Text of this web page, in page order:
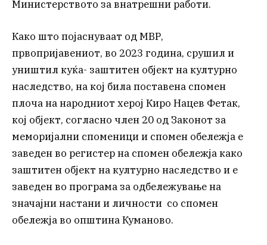
Министерството за внатрешни работи.
Како што појаснуваат од МВР,
првопријавениот, во 2023 година, срушил и
уништил куќа- заштитен објект на културно
наследство, на кој била поставена спомен
плоча на народниот херој Киро Нацев Фетак,
кој објект, согласно член 20 од Законот за
меморијални споменици и спомен обележја е
заведен во регистер на спомен обележја како
заштитен објект на културно наследство и е
заведен во програма за одбележување на
значајни настани и личности со спомен
обележја во општина Куманово.